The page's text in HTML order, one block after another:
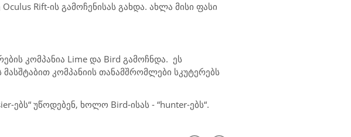
Rift-ის გამოჩენისას გახდა. ახლა მისი ფასი
კომპანია Lime და Bird გამოჩნდა. ეს
კომპანიის თანამშრომლები სკუტერებს
ებს“ უწოდებენ, ხოლო Bird-ისას - “hunter-ებს“.